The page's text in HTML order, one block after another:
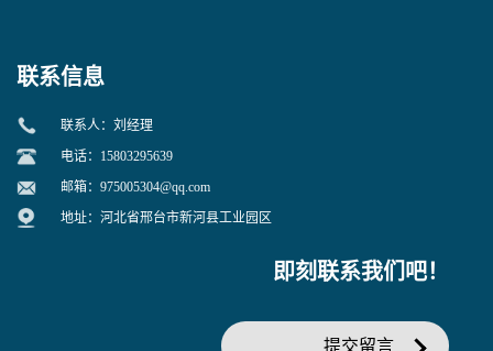
联系信息
联系人：刘经理
电话：15803295639
邮箱： 975005304@qq.com
地址：河北省邢台市新河县工业园区
即刻联系我们吧！
提交留言